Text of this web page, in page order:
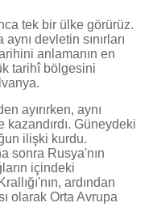
tek bir ülke görürüz.
devletin sınırları
anlamanın en
tarihî bölgesini
ayırırken, aynı
Güneydeki
ilişki kurdu.
sonra Rusya'nın
içindeki
ardından
olarak Orta Avrupa